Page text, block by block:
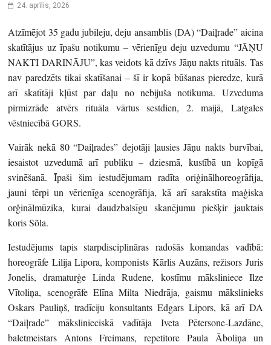
24. aprīlis, 2026
Atzīmējot 35 gadu jubileju, deju ansamblis (DA) “Daiļrade” aicina
skatītājus uz īpašu notikumu – vērienīgu deju uzvedumu “JĀŅU
NAKTI DARINĀJU”, kas veidots kā dzīvs Jāņu nakts rituāls. Tas
nav paredzēts tikai skatīšanai – šī ir kopā būšanas pieredze, kurā
arī skatītāji kļūst par daļu no nebijuša notikuma. Uzveduma
pirmizrāde atvērs rituāla vārtus sestdien, 2. maijā, Latgales
vēstniecībā GORS.
Vairāk nekā 80 “Daiļrades” dejotāji ļausies Jāņu nakts burvībai,
iesaistot uzvedumā arī publiku – dziesmā, kustībā un kopīgā
svinēšanā. Īpaši šim iestudējumam radīta oriģinālhoreogrāfija,
jauni tērpi un vērienīga scenogrāfija, kā arī sarakstīta maģiska
orģinālmūzika, kurai daudzbalsīgu skanējumu piešķir jauktais
koris Sõla.
Iestudējums tapis starpdisciplināras radošās komandas vadībā:
horeogrāfe Lilija Lipora, komponists Kārlis Auzāns, režisors Juris
Jonelis, dramaturģe Linda Rudene, kostīmu māksliniece Ilze
Vītoliņa, scenogrāfe Elīna Milta Niedrāja, gaismu mākslinieks
Oskars Pauliņš, tradīciju konsultants Edgars Lipors, kā arī DA
“Daiļrade” mākslinieciskā vadītāja Iveta Pētersone-Lazdāne,
baletmeistars Antons Freimans, repetitore Paula Āboliņa un